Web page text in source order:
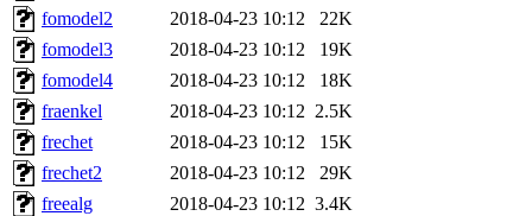
fomodel2
2018-04-23 10:12
22K
fomodel3
2018-04-23 10:12
19K
fomodel4
2018-04-23 10:12
18K
fraenkel
2018-04-23 10:12 2.5K
frechet
2018-04-23 10:12
15K
frechet2
2018-04-23 10:12
29K
freealg
2018-04-23 10:12 3.4K